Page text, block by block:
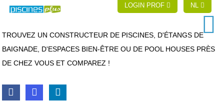
LOGIN PROF NL
TROUVEZ UN CONSTRUCTEUR DE PISCINES, D'ÉTANGS DE
BAIGNADE, D'ESPACES BIEN-ÊTRE OU DE POOL HOUSES PRÈS
DE CHEZ VOUS ET COMPAREZ !